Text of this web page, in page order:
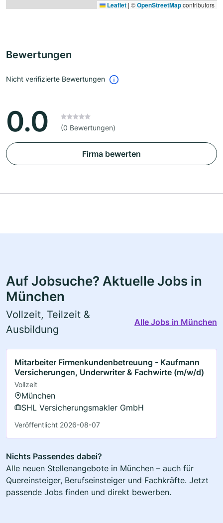
Leaflet | ©OpenStreetMapcontributors
Bewertungen
Nicht verifizierte Bewertungen
0.0 (0 Bewertungen)
Firma bewerten
Auf Jobsuche? Aktuelle Jobs in
München
Vollzeit, Teilzeit &
Ausbildung
Alle Jobs in München
Mitarbeiter Firmenkundenbetreuung - Kaufmann
Versicherungen, Underwriter & Fachwirte (m/w/d)
Vollzeit
München
SHL Versicherungsmakler GmbH
Veröffentlicht 2026-08-07
Nichts Passendes dabei?
Alle neuen Stellenangebote in München – auch für
Quereinsteiger, Berufseinsteiger und Fachkräfte. Jetzt
passende Jobs finden und direkt bewerben.